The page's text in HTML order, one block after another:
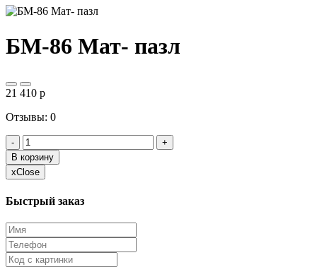
БМ-86 Мат- пазл
21 410 p
Отзывы: 0
-
+
В корзину
xClose
Быстрый заказ